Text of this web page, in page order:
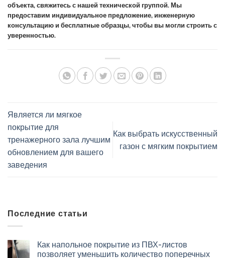
объекта, свяжитесь с нашей технической группой. Мы
предоставим индивидуальное предложение, инженерную
консультацию и бесплатные образцы, чтобы вы могли строить с
уверенностью.
Является ли мягкое
покрытие для
тренажерного зала лучшим
обновлением для вашего
заведения
Как выбрать искусственный
газон с мягким покрытием
Последние статьи
Как напольное покрытие из ПВХ-листов
позволяет уменьшить количество поперечных